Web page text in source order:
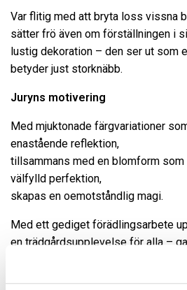
Var flitig med att bryta loss vissna
sätter frö även om förställningen i
lustig dekoration – den ser ut som
betyder just storknäbb.
Juryns motivering
Med mjuktonade färgvariationer
enastående reflektion,
tillsammans med en blomform
välfylld perfektion,
skapas en oemotståndlig magi.
Med ett gediget förädlingsarbete
en trädgårdsupplevelse för alla –